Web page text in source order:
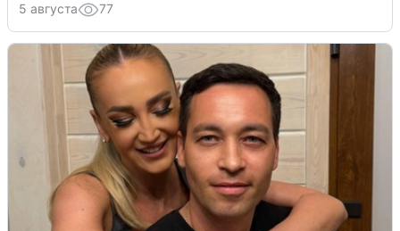
5 августа 77